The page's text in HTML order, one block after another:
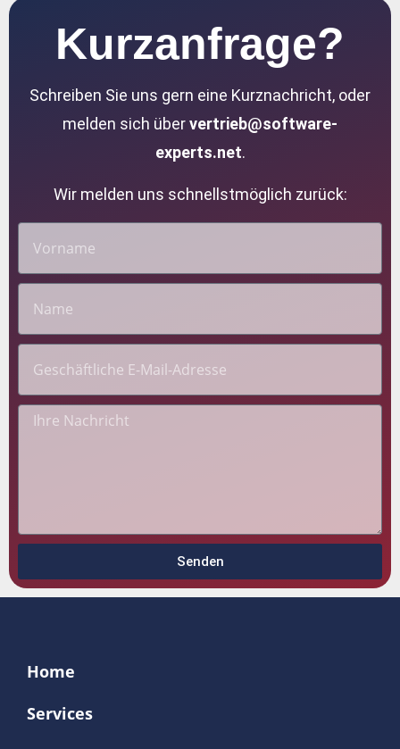
Kurzanfrage?
Schreiben Sie uns gern eine Kurznachricht, oder
melden sich übervertrieb@software-
experts.net.
Wir melden uns schnellstmöglich zurück:
Senden
Home
Services